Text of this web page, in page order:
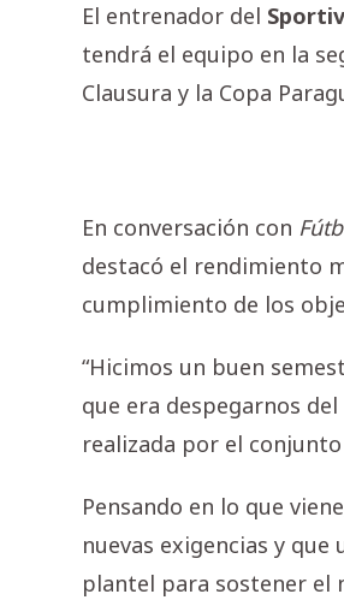
El entrenador del
tendrá el equipo en la
Clausura y la Copa
En conversación con
destacó el rendimiento
cumplimiento de los
“Hicimos un buen
que era despegarnos
realizada por el conjunto
Pensando en lo que
nuevas exigencias y
plantel para sostener el